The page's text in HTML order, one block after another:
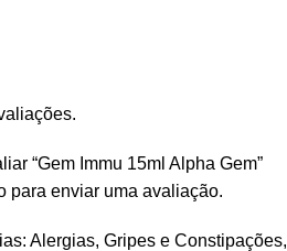
“Gem Immu 15ml Alpha Gem”
para enviar uma avaliação.
Alergias, Gripes e Constipações,